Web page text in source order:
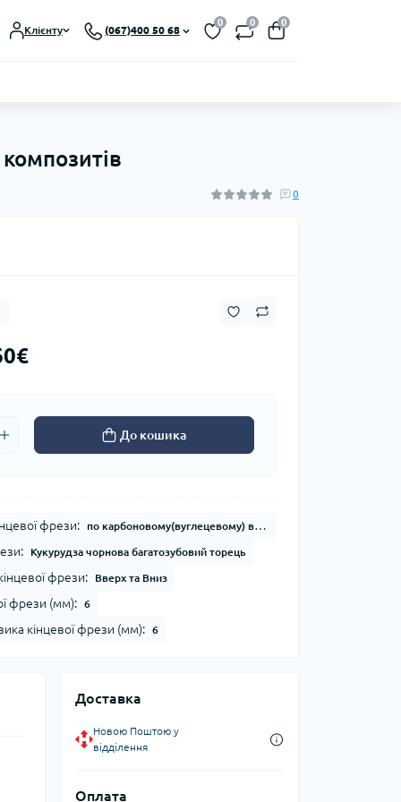
Клієнту (067)400 50 68
0 0 0
0
До кошика
фрези: по карбоновому(вуглецевому) волокну/по скловолокну
Кукурудза чорнова багатозубовий торець
фрези: Вверх та Вниз
фрези (мм): 6
кінцевої фрези (мм): 6
Доставка
Новою Поштою у
відділення
Оплата